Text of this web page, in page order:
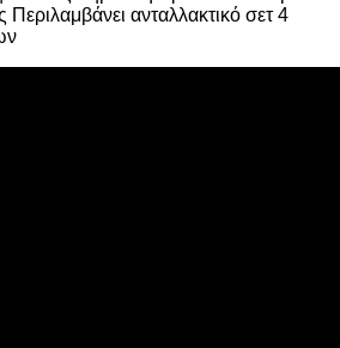
Περιλαμβάνει ανταλλακτικό σετ 4